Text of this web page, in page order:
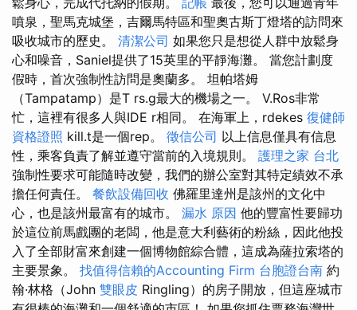
噴泉，聖馬克城堡，吉爾馬特區和聖奧古斯丁燈塔的訪問來
吸收城市的歷史。 清潔公司 如果您只是想從人群中放鬆身
心和噪音，Saniel提供了15英里的平靜海灘。 當您計劃度
假時，首次強制性訪問是奧蘭多。 坦帕塔姆
（Tampatamp）是T rs.g最大的機場之一。 V.Ros非常
忙，這裡有很多人與IDE r相同。 在海軍上，rdekes 復健師
資格證照 kill.t是一個rep。 徵信公司 以上信息僅具有信息
性，乘客負責了解並遵守當前的入境規則。 護理之家 台北
強制性要求可能隨時改變，我們的辦公室對其特定績效不承
擔任何責任。 餐飲設備回收 佛羅里達州是該州的文化中
心，也是該州最富有的城市。 漏水 原因 他的豐富性要歸功
於這位前馬戲團的老闆，他是意大利藝術的粉絲，因此他投
入了全部財富來創建一個博物館綜合體，這成為薩拉索塔的
主要景象。 找值得信賴的Accounting Firm 台胞證台南 約
翰·林格（John 雙眼皮 Ringling）的房子開放，但這座城市